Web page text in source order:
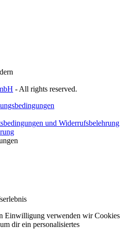
- All rights reserved.
und Widerrufsbelehrung
Einwilligung verwenden wir Cookies
dir ein personalisiertes